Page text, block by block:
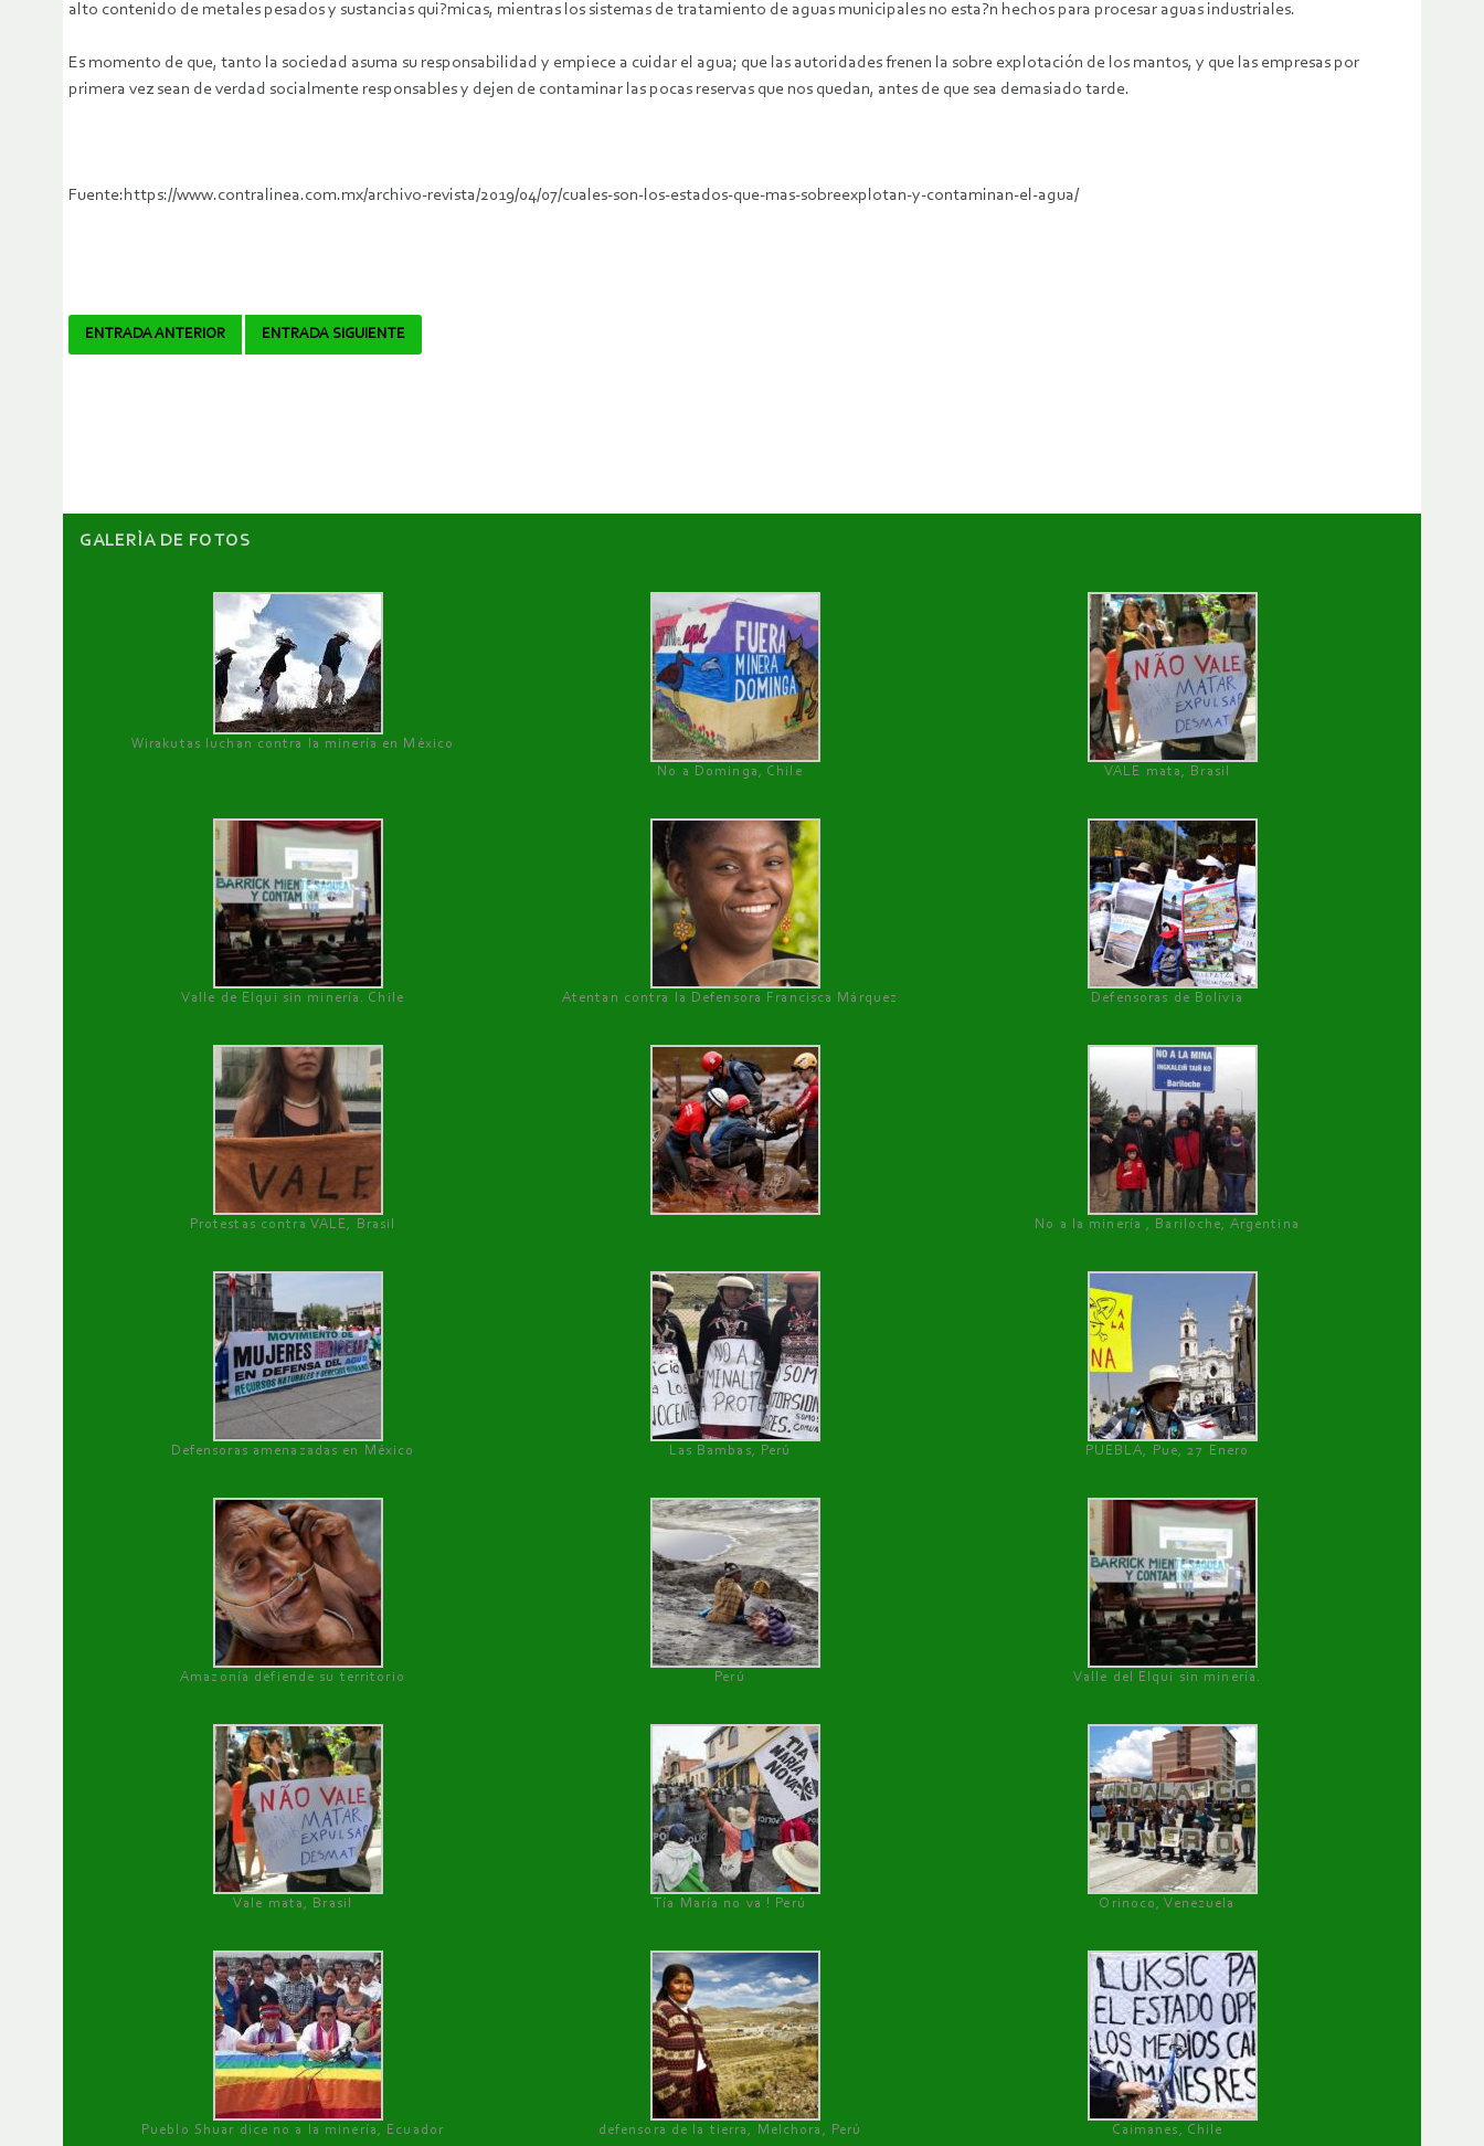
alto contenido de metales pesados y sustancias qui?micas, mientras los sistemas de tratamiento de aguas municipales no esta?n hechos para procesar aguas industriales.
Es momento de que, tanto la sociedad asuma su responsabilidad y empiece a cuidar el agua; que las autoridades frenen la sobre explotación de los mantos, y que las empresas por
primera vez sean de verdad socialmente responsables y dejen de contaminar las pocas reservas que nos quedan, antes de que sea demasiado tarde.
Fuente:https://www.contralinea.com.mx/archivo-revista/2019/04/07/cuales-son-los-estados-que-mas-sobreexplotan-y-contaminan-el-agua/
Navegador
ENTRADA ANTERIOR ENTRADA SIGUIENTE
GALERÌA DE FOTOS
Wirakutas luchan contra la minería en México
No a Dominga, Chile
VALE mata, Brasil
Valle de Elqui sin minería. Chile Atentan contra la Defensora Francisca Márquez Defensoras de Bolivia
Protestas contra VALE, Brasil No a la minería , Bariloche, Argentina
Defensoras amenazadas en México Las Bambas, Perú PUEBLA, Pue, 27 Enero
Amazonía defiende su territorio Perú Valle del Elqui sin minería.
Vale mata, Brasil Tía María no va ! Perú Orinoco, Venezuela
Pueblo Shuar dice no a la minería, Ecuador defensora de la tierra, Melchora, Perú Caimanes, Chile